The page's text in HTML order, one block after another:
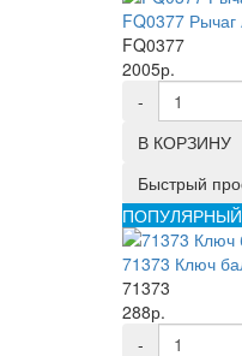
FQ0377
FQ0377
2005р.
-
В КОРЗИНУ
Быстрый
71373 Ключ
71373
288р.
-